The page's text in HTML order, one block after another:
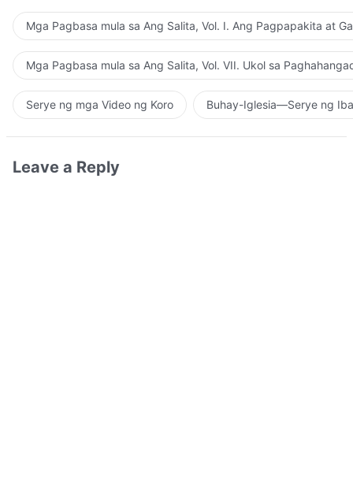
Mga Pagbasa mula sa Ang Salita, Vol. I. Ang Pagpapakita at
Mga Pagbasa mula sa Ang Salita, Vol. VII. Ukol sa
Serye ng mga Video ng Koro Buhay-Iglesia—Serye ng
Leave a Reply